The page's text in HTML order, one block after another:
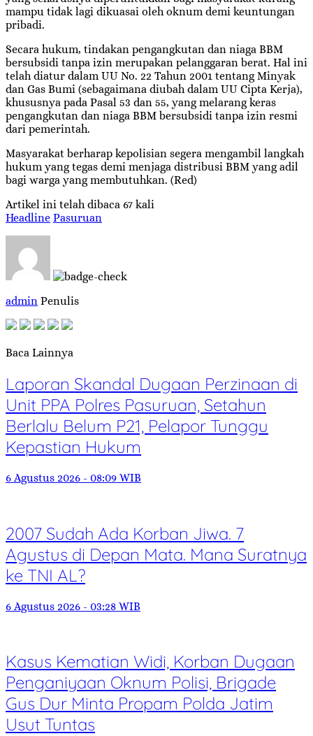
mampu tidak lagi dikuasai oleh oknum demi keuntungan
pribadi.
Secara hukum, tindakan pengangkutan dan niaga BBM
bersubsidi tanpa izin merupakan pelanggaran berat. Hal ini
telah diatur dalam UU No. 22 Tahun 2001 tentang Minyak
dan Gas Bumi (sebagaimana diubah dalam UU Cipta Kerja),
khususnya pada Pasal 53 dan 55, yang melarang keras
pengangkutan dan niaga BBM bersubsidi tanpa izin resmi
dari pemerintah.
Masyarakat berharap kepolisian segera mengambil langkah
hukum yang tegas demi menjaga distribusi BBM yang adil
bagi warga yang membutuhkan. (Red)
Artikel ini telah dibaca 67 kali
Headline Pasuruan
admin Penulis
Baca Lainnya
Laporan Skandal Dugaan Perzinaan di
Unit PPA Polres Pasuruan, Setahun
Berlalu Belum P21, Pelapor Tunggu
Kepastian Hukum
6 Agustus 2026 - 08:09 WIB
2007 Sudah Ada Korban Jiwa. 7
Agustus di Depan Mata. Mana Suratnya
ke TNI AL?
6 Agustus 2026 - 03:28 WIB
Kasus Kematian Widi, Korban Dugaan
Penganiyaan Oknum Polisi, Brigade
Gus Dur Minta Propam Polda Jatim
Usut Tuntas